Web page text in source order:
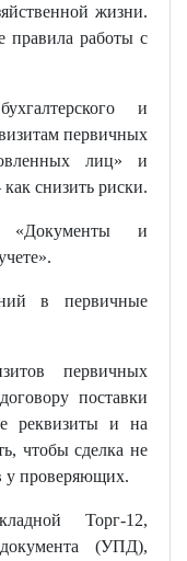
жизни.
правила работы с
и
первичных
лиц» и
снизить риски.
и
в первичные
первичных
поставки
реквизиты и на
чтобы сделка не
у проверяющих.
Торг-12,
документа (УПД),